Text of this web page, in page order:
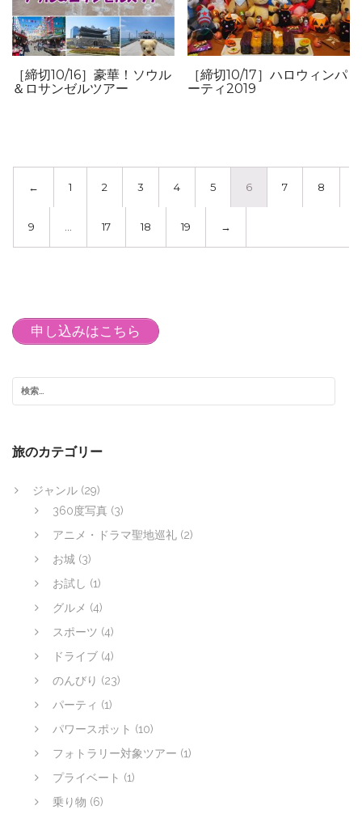
［締切10/16］豪華！ソウル
＆ロサンゼルツアー
［締切10/17］ハロウィンパ
ーティ2019
← 1 2 3 4 5 6 7 8
9 17 18 19 →
申し込みはこちら
旅のカテゴリー
ジャンル (29)
360度写真 (3)
アニメ・ドラマ聖地巡礼 (2)
お城 (3)
お試し (1)
グルメ (4)
スポーツ (4)
ドライブ (4)
のんびり (23)
パーティ (1)
パワースポット (10)
フォトラリー対象ツアー (1)
プライベート (1)
乗り物 (6)